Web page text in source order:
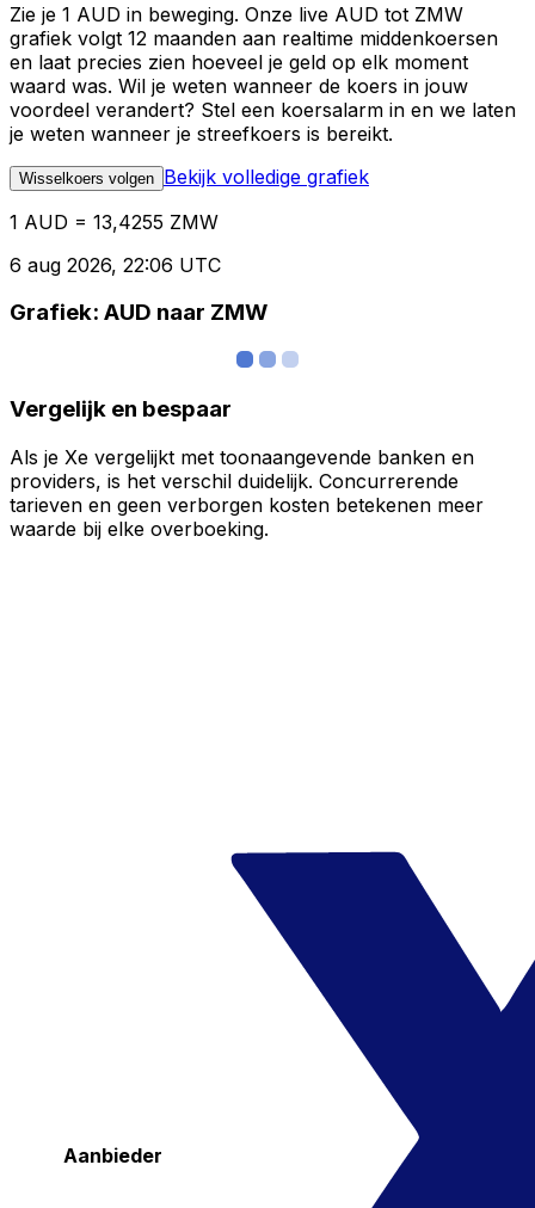
Zie je 1 AUD in beweging. Onze live AUD tot ZMW
grafiek volgt 12 maanden aan realtime middenkoersen
en laat precies zien hoeveel je geld op elk moment
waard was. Wil je weten wanneer de koers in jouw
voordeel verandert? Stel een koersalarm in en we laten
je weten wanneer je streefkoers is bereikt.
Wisselkoers volgen Bekijk volledige grafiek
1 AUD = 13,4255 ZMW
6 aug 2026, 22:06 UTC
Grafiek: AUD naar ZMW
Vergelijk en bespaar
Als je Xe vergelijkt met toonaangevende banken en
providers, is het verschil duidelijk. Concurrerende
tarieven en geen verborgen kosten betekenen meer
waarde bij elke overboeking.
Aanbieder